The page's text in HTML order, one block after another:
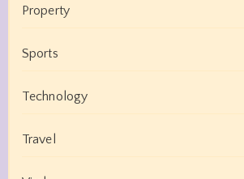
Property
Sports
Technology
Travel